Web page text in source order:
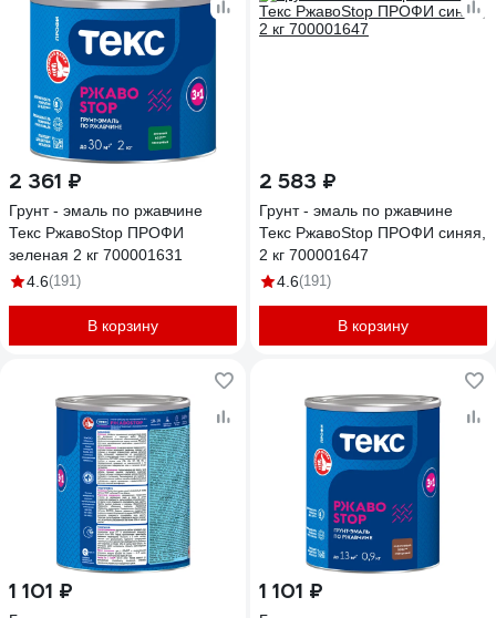
2 361 ₽
Грунт - эмаль по ржавчине
Текс РжавоStop ПРОФИ
зеленая 2 кг 700001631
4.6(191)
В корзину
2 583 ₽
Грунт - эмаль по ржавчине
Текс РжавоStop ПРОФИ синяя,
2 кг 700001647
4.6(191)
В корзину
1 101 ₽ 1 101 ₽